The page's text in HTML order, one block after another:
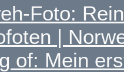
Foto:
|
of: Mein